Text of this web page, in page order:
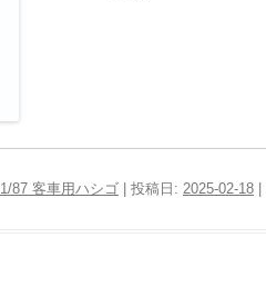
1/87 客車用ハシゴ | 投稿日: 2025-02-18